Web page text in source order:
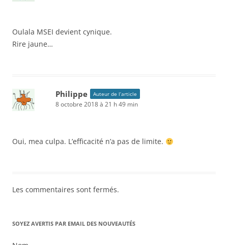
Oulala MSEI devient cynique.
Rire jaune…
Philippe Auteur de l’article
8 octobre 2018 à 21 h 49 min
Oui, mea culpa. L’efficacité n’a pas de limite.
Les commentaires sont fermés.
SOYEZ AVERTIS PAR EMAIL DES NOUVEAUTÉS